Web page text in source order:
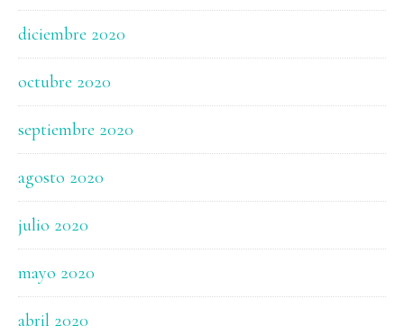
diciembre 2020
octubre 2020
septiembre 2020
agosto 2020
julio 2020
mayo 2020
abril 2020